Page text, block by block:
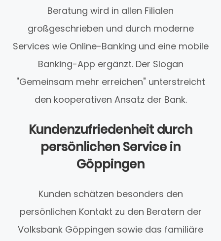
Beratung wird in allen Filialen
großgeschrieben und durch moderne
Services wie Online-Banking und eine mobile
Banking-App ergänzt. Der Slogan
"Gemeinsam mehr erreichen" unterstreicht
den kooperativen Ansatz der Bank.
Kundenzufriedenheit durch
persönlichen Service in
Göppingen
Kunden schätzen besonders den
persönlichen Kontakt zu den Beratern der
Volksbank Göppingen sowie das familiäre